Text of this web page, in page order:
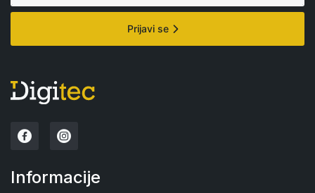
Prijavi se
Informacije